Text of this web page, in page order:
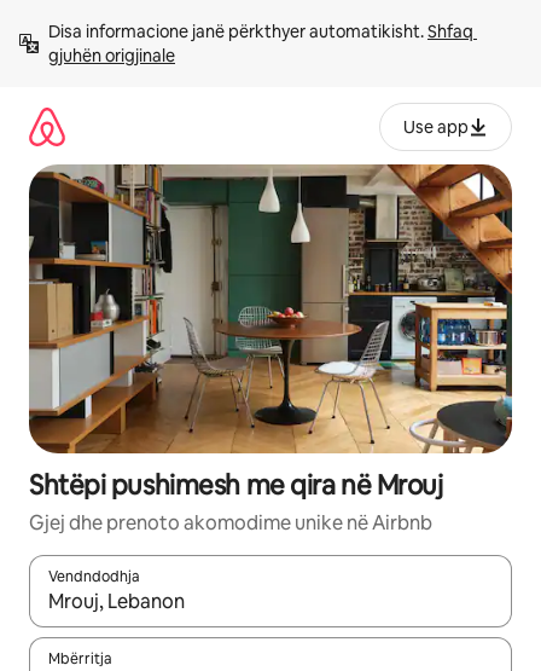
përmbajtja
Disa informacione janë përkthyer automatikisht. Shfaq
gjuhën origjinale
Use app
Shtëpi pushimesh me qira në Mrouj
Gjej dhe prenoto akomodime unike në Airbnb
Vendndodhja
Kur rezultatet të jenë të disponueshme, lëviz me butonat e
Mbërritja